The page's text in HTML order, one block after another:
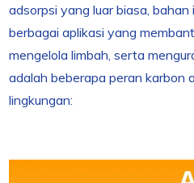
adsorpsi yang luar biasa, bahan
berbagai aplikasi yang
mengelola limbah, serta
adalah beberapa peran karbon
lingkungan: